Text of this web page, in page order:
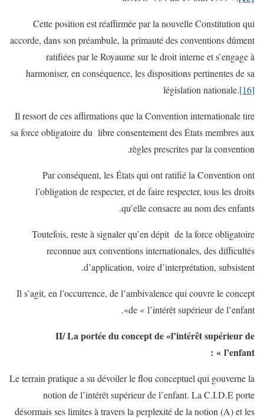
Cette position est réaffirmée par la nouvelle Constitution qui
accorde, dans son préambule, la primauté des conventions dûment
ratifiées par le Royaume sur le droit interne et s’engage à
harmoniser, en conséquence, les dispositions pertinentes de sa
législation nationale.[16]
Il ressort de ces affirmations que la Convention internationale tire
sa force obligatoire du libre consentement des États membres aux
règles prescrites par la convention.
Par conséquent, les États qui ont ratifié la Convention ont
l’obligation de respecter, et de faire respecter, tous les droits
qu’elle consacre au nom des enfants.
Toutefois, reste à signaler qu’en dépit de la force obligatoire
reconnue aux conventions internationales, des difficultés
d’application, voire d’interprétation, subsistent.
Il s’agit, en l’occurrence, de l’ambivalence qui couvre le concept
de « l’intérêt supérieur de l’enfant».
II/ La portée du concept de «l’intérêt supérieur de
l’enfant » :
Le terrain pratique a su dévoiler le flou conceptuel qui gouverne la
notion de l’intérêt supérieur de l’enfant. La C.I.D.E porte
désormais ses limites à travers la perplexité de la notion (A) et les